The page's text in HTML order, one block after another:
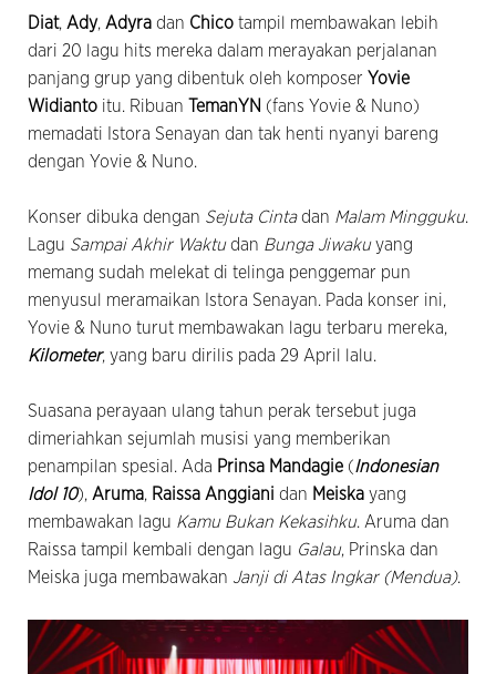
Diat, Ady, Adyra dan Chico tampil membawakan lebih
dari 20 lagu hits mereka dalam merayakan perjalanan
panjang grup yang dibentuk oleh komposer Yovie
Widianto itu. Ribuan TemanYN (fans Yovie & Nuno)
memadati Istora Senayan dan tak henti nyanyi bareng
dengan Yovie & Nuno.
Konser dibuka dengan Sejuta Cintadan Malam Mingguku.
Lagu Sampai Akhir Waktudan Bunga Jiwakuyang
memang sudah melekat di telinga penggemar pun
menyusul meramaikan Istora Senayan. Pada konser ini,
Yovie & Nuno turut membawakan lagu terbaru mereka,
Kilometer, yang baru dirilis pada 29 April lalu.
Suasana perayaan ulang tahun perak tersebut juga
dimeriahkan sejumlah musisi yang memberikan
penampilan spesial. Ada Prinsa Mandagie (Indonesian
Idol 10), Aruma, Raissa Anggiani dan Meiska yang
membawakan lagu Kamu Bukan Kekasihku. Aruma dan
Raissa tampil kembali dengan lagu Galau, Prinska dan
Meiska juga membawakan Janji di Atas Ingkar (Mendua).